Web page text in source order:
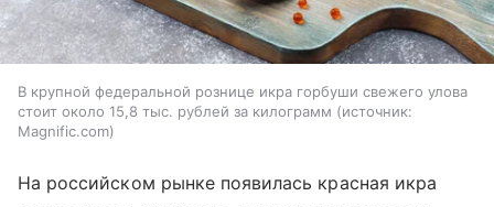
В крупной федеральной рознице икра горбуши свежего улова
стоит около 15,8 тыс. рублей за килограмм
источник:
Magnific.com
На российском рынке появилась красная икра